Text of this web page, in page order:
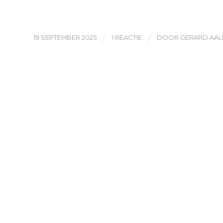
19 SEPTEMBER 2025 / 1 REACTIE / DOOR GERARD